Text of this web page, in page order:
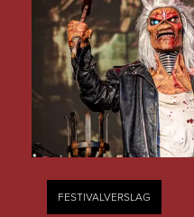
FESTIVALVERSLAG